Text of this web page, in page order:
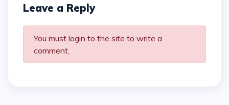
Leave a Reply
You must login to the site to write a
comment.